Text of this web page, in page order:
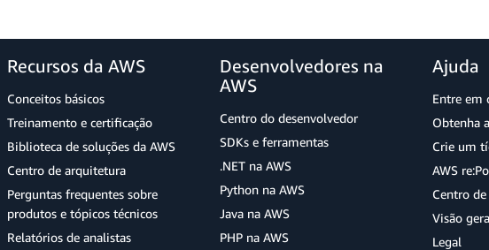
Recursos da AWS
Conceitos básicos
Treinamento e certificação
Biblioteca de soluções da AWS
Centro de arquitetura
Perguntas frequentes sobre
produtos e tópicos técnicos
Relatórios de analistas
Desenvolvedores na
AWS
Centro do desenvolvedor
SDKs e ferramentas
.NET na AWS
Python na AWS
Java na AWS
PHP na AWS
Ajuda
Entre em
Obtenha
Crie um
AWS
Centro
Visão
Legal